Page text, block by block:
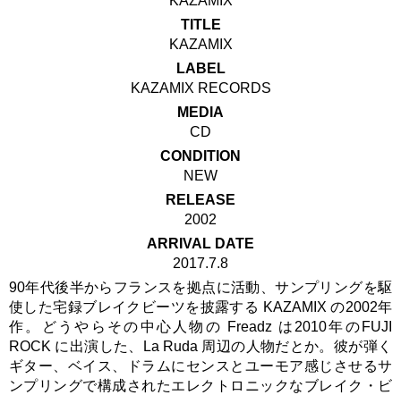
TITLE
KAZAMIX
LABEL
KAZAMIX RECORDS
MEDIA
CD
CONDITION
NEW
RELEASE
2002
ARRIVAL DATE
2017.7.8
90年代後半からフランスを拠点に活動、サンプリングを駆
使した宅録ブレイクビーツを披露する KAZAMIX の2002年
作。どうやらその中心人物の Freadz は2010年のFUJI
ROCK に出演した、La Ruda 周辺の人物だとか。彼が弾く
ギター、ベイス、ドラムにセンスとユーモア感じさせるサ
ンプリングで構成されたエレクトロニックなブレイク・ビ